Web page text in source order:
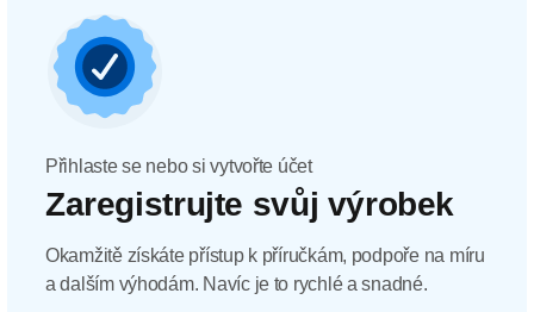
Přihlaste se nebo si vytvořte účet
Zaregistrujte svůj výrobek
Okamžitě získáte přístup k příručkám, podpoře na míru
a dalším výhodám. Navíc je to rychlé a snadné.